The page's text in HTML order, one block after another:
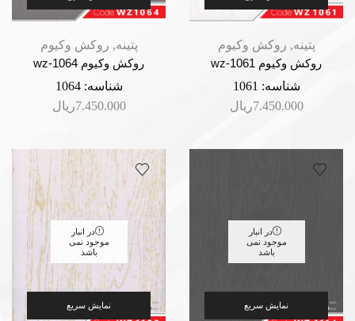
پتینه, روکش وکیوم
روکش وکیوم wz-1061
شناسه: 1061
7.450.000ریال
پتینه, روکش وکیوم
روکش وکیوم wz-1064
شناسه:1064
7.450.000ریال
در انبار
موجود نمی
باشد
نمایش سریع
در انبار
موجود نمی
باشد
نمایش سریع